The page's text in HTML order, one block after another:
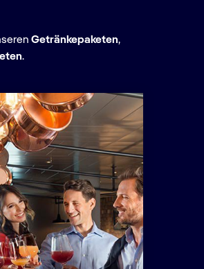
Getränkepaketen,
.